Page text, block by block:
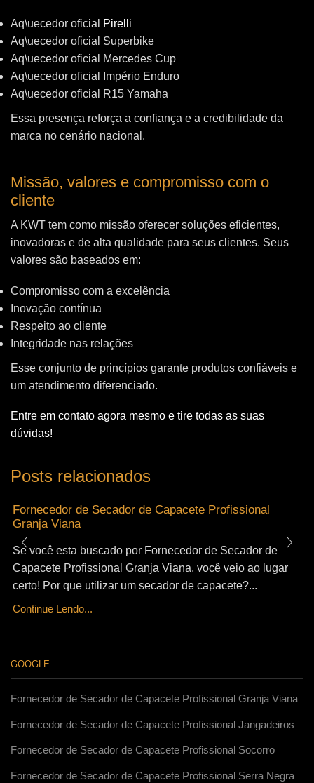
Aq\uecedor oficial
Pirelli
Aq\uecedor oficial Superbike
Aq\uecedor oficial Mercedes Cup
Aq\uecedor oficial Império Enduro
Aq\uecedor oficial R15 Yamaha
Essa presença reforça a confiança e a credibilidade da
marca no cenário nacional.
Missão, valores e compromisso com o
cliente
A KWT tem como missão oferecer soluções eficientes,
inovadoras e de alta qualidade para seus clientes. Seus
valores são baseados em:
Compromisso com a excelência
Inovação contínua
Respeito ao cliente
Integridade nas relações
Esse conjunto de princípios garante produtos confiáveis e
um atendimento diferenciado.
Entre em contato agora mesmo e tire todas as suas
dúvidas!
Posts relacionados
Fornecedor de Secador de Capacete Profissional
Granja Viana
Se você esta buscado por Fornecedor de Secador de
Capacete Profissional Granja Viana, você veio ao lugar
certo! Por que utilizar um secador de capacete?...
Continue Lendo...
GOOGLE
Fornecedor de Secador de Capacete Profissional Granja Viana
Fornecedor de Secador de Capacete Profissional Jangadeiros
Fornecedor de Secador de Capacete Profissional Socorro
Fornecedor de Secador de Capacete Profissional Serra Negra